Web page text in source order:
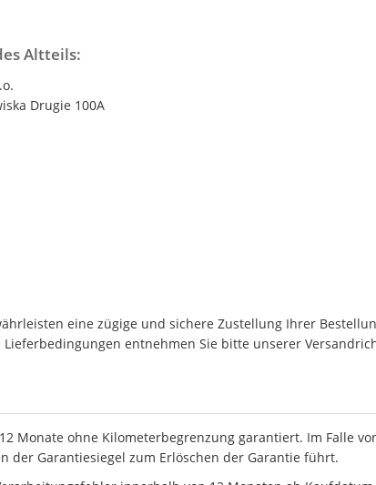
Altteils:
Drugie 100A
eine zügige und sichere Zustellung Ihrer
entnehmen Sie bitte unserer
Monate ohne Kilometerbegrenzung garantiert. Im Falle
der Garantiesiegel zum Erlöschen der Garantie führt.